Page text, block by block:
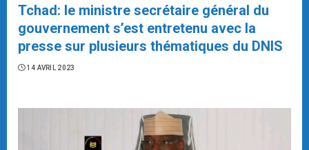
Tchad: le ministre secrétaire général du
gouvernement s’est entretenu avec la
presse sur plusieurs thématiques du DNIS
14 AVRIL 2023